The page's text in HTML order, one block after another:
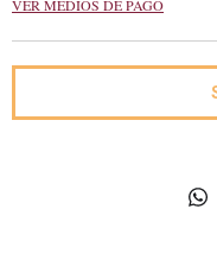
VER MEDIOS DE PAGO